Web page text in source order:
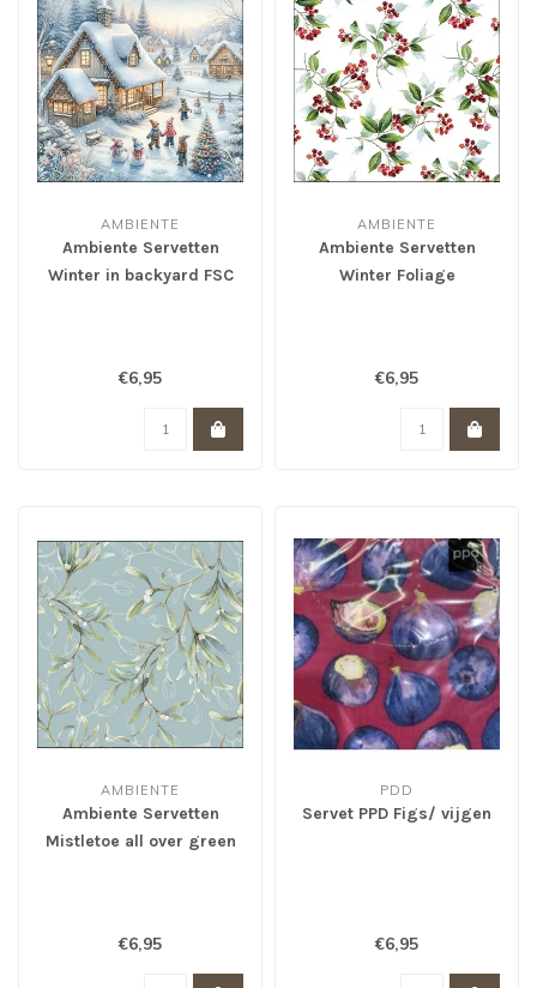
AMBIENTE
Ambiente Servetten
Winter in backyard FSC
€6,95
AMBIENTE
Ambiente Servetten
Winter Foliage
€6,95
AMBIENTE
Ambiente Servetten
Mistletoe all over green
€6,95
PDD
Servet PPD Figs/ vijgen
€6,95